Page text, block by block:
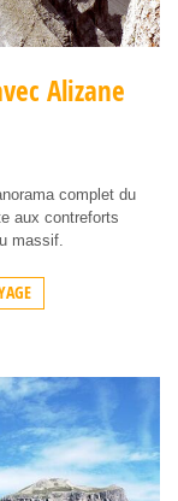
Alizane
complet du
aux contreforts
massif.